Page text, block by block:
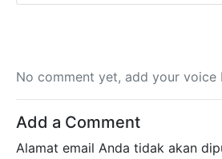
No comment yet, add your voice
Add a Comment
Alamat email Anda tidak akan